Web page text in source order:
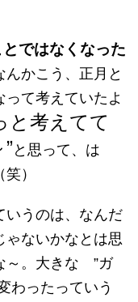
ではなくなった
かこう、正月と
て考えていたよ
と考えてて
と思って、は
）
いうのは、なんだ
ゃないかなとは思
～。大きな ”ガ
わったっていう